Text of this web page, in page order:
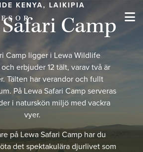
KENYA, LAIKIPIA
Camp
Camp ligger i Lewa Wildlife
erbjuder 12 tält, varav två är
Tälten har verandor och fullt
På Lewa Safari Camp serveras
i naturskön miljö med vackra
vyer.
på Lewa Safari Camp har du
det spektakulära djurlivet som